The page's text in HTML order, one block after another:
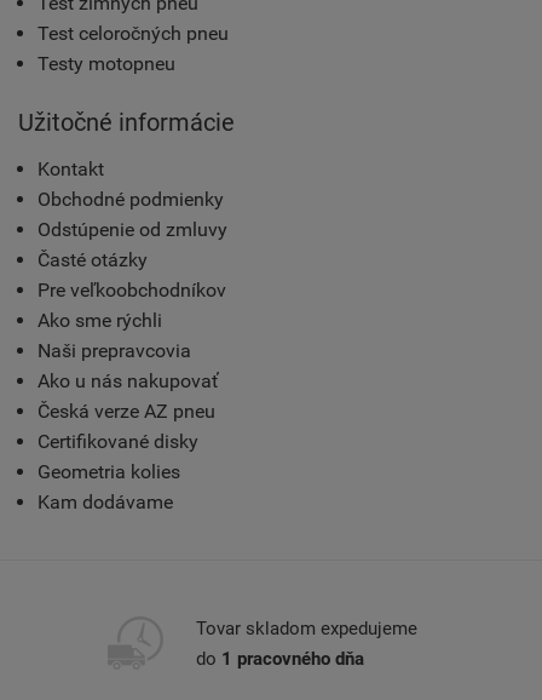
Test celoročných pneu
Testy motopneu
Užitočné informácie
Kontakt
Obchodné podmienky
Odstúpenie od zmluvy
Časté otázky
Pre veľkoobchodníkov
Ako sme rýchli
Naši prepravcovia
Ako u nás nakupovať
Česká verze AZ pneu
Certifikované disky
Geometria kolies
Kam dodávame
Tovar skladom expedujeme
do 1 pracovného dňa